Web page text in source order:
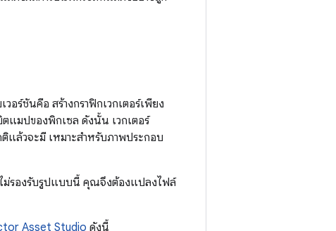
อร์ชันคือ สร้างกราฟิกเวกเตอร์เพียง
ตแมปของพิกเซล ดังนั้น เวกเตอร์
แล้วจะมี เหมาะสำหรับภาพประกอบ
ม่รองรับรูปแบบนี้ คุณจึงต้องแปลงไฟล์
Asset Studio ดังนี้